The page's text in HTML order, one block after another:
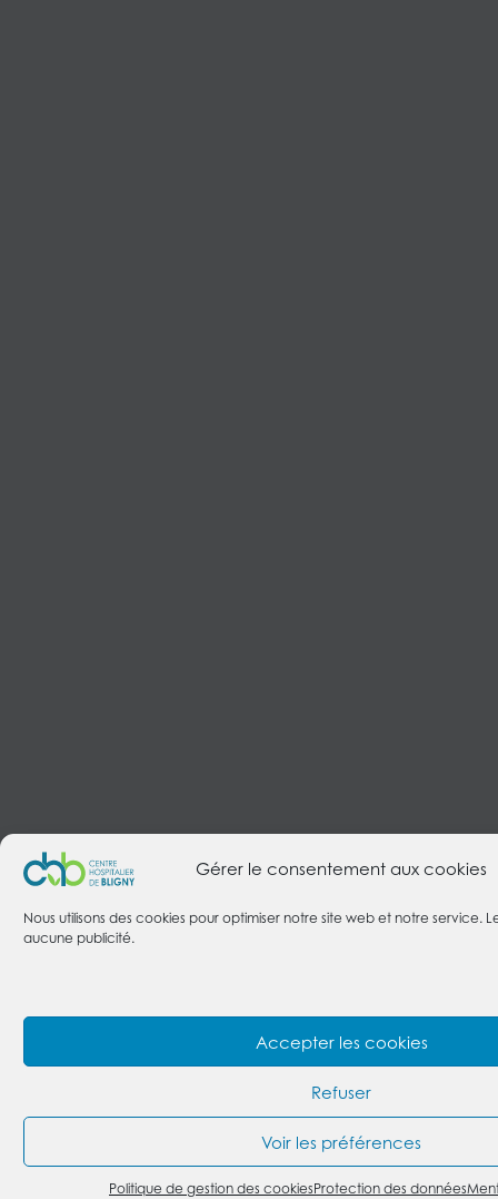
Gérer le consentement aux cookies
Nous utilisons des cookies pour optimiser notre site web et notre service.
aucune publicité.
Accepter les cookies
Refuser
Voir les préférences
Politique de gestion des cookiesProtection des données